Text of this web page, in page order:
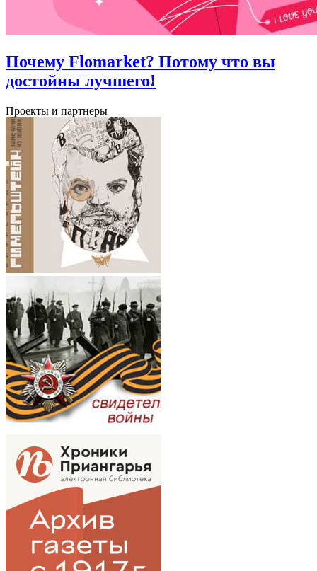
Почему Flomarket? Потому что вы
достойны лучшего!
Проекты и партнеры